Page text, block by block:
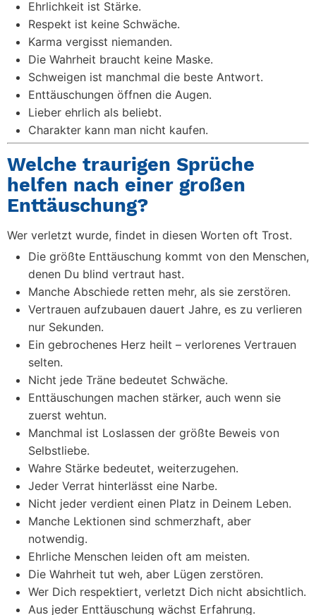
Ehrlichkeit ist Stärke.
Respekt ist keine Schwäche.
Karma vergisst niemanden.
Die Wahrheit braucht keine Maske.
Schweigen ist manchmal die beste Antwort.
Enttäuschungen öffnen die Augen.
Lieber ehrlich als beliebt.
Charakter kann man nicht kaufen.
Welche traurigen Sprüche
helfen nach einer großen
Enttäuschung?
Wer verletzt wurde, findet in diesen Worten oft Trost.
Die größte Enttäuschung kommt von den Menschen,
denen Du blind vertraut hast.
Manche Abschiede retten mehr, als sie zerstören.
Vertrauen aufzubauen dauert Jahre, es zu verlieren
nur Sekunden.
Ein gebrochenes Herz heilt – verlorenes Vertrauen
selten.
Nicht jede Träne bedeutet Schwäche.
Enttäuschungen machen stärker, auch wenn sie
zuerst wehtun.
Manchmal ist Loslassen der größte Beweis von
Selbstliebe.
Wahre Stärke bedeutet, weiterzugehen.
Jeder Verrat hinterlässt eine Narbe.
Nicht jeder verdient einen Platz in Deinem Leben.
Manche Lektionen sind schmerzhaft, aber
notwendig.
Ehrliche Menschen leiden oft am meisten.
Die Wahrheit tut weh, aber Lügen zerstören.
Wer Dich respektiert, verletzt Dich nicht absichtlich.
Aus jeder Enttäuschung wächst Erfahrung.